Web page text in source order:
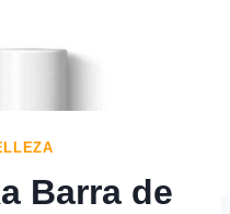
Barra de